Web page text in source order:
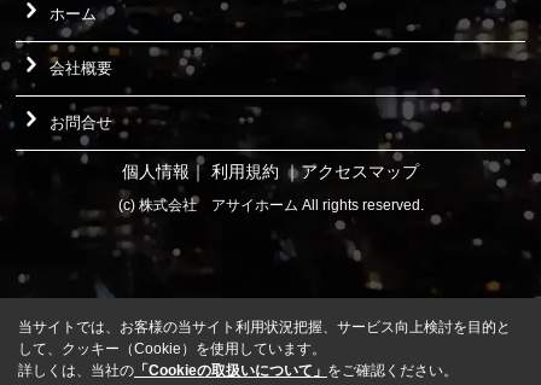
ホーム
会社概要
お問合せ
個人情報 ｜ 利用規約 ｜アクセスマップ
(c) 株式会社 アサイホーム All rights reserved.
当サイトでは、お客様の当サイト利用状況把握、サービス向上検討を目的と
して、クッキー（Cookie）を使用しています。
詳しくは、当社の 「Cookieの取扱いについて」 をご確認ください。